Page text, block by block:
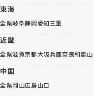
東海
全県岐阜静岡愛知三重
近畿
全県滋賀京都大阪兵庫奈良和歌山
中国
全県岡山広島山口